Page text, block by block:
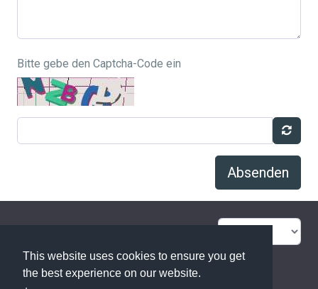
This website uses cookies to ensure you get
the best experience on our website.
Bitte gebe den Captcha-Code ein
Absenden
Glossar Kontakt